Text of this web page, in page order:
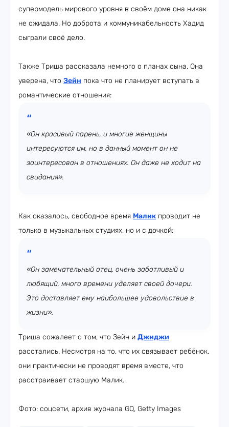
супермодель мирового уровня в своём доме она никак
не ожидала. Но доброта и коммуникабельность Хадид
сыграли своё дело.
Также Триша рассказала немного о планах сына. Она
уверена, что Зейн пока что не планирует вступать в
романтические отношения:
«Он красивый парень, и многие женщины
интересуются им, но в данный момент он не
заинтересован в отношениях. Он даже не ходит на
свидания».
Как оказалось, свободное время Малик проводит не
только в музыкальных студиях, но и с дочкой:
«Он замечательный отец, очень заботливый и
любящий, много времени уделяет своей дочери.
Это доставляет ему наибольшее удовольствие в
жизни».
Триша сожалеет о том, что Зейн и Джиджи
расстались. Несмотря на то, что их связывает ребёнок,
они практически не проводят время вместе, что
расстраивает старшую Малик.
Фото: соцсети, архив журнала GQ, Getty Images